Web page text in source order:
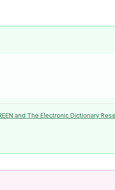
and The Electronic Dictionary